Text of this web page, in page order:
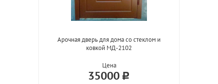
Арочная дверь для дома со стеклом и
ковкой МД-2102
Цена
35000